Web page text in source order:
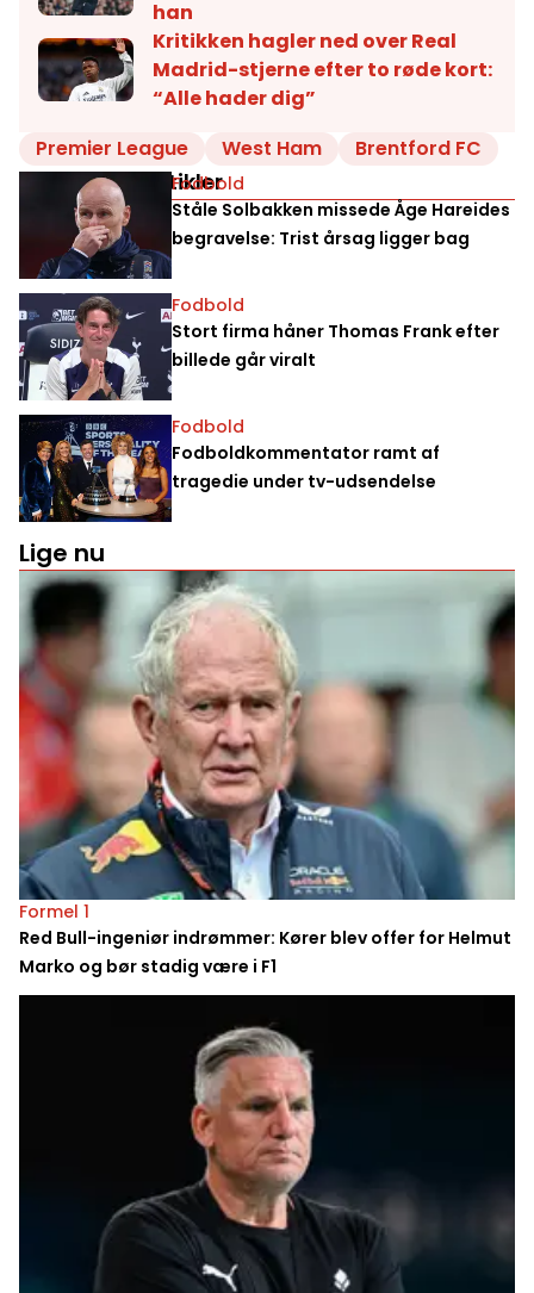
han
Kritikken hagler ned over Real
Madrid-stjerne efter to røde kort:
“Alle hader dig”
Premier League
West Ham Brentford FC
Relaterede artikler
Fodbold
Ståle Solbakken missede Åge Hareides
begravelse: Trist årsag ligger bag
Fodbold
Stort firma håner Thomas Frank efter
billede går viralt
Fodbold
Fodboldkommentator ramt af
tragedie under tv-udsendelse
Lige nu
Formel 1
Red Bull-ingeniør indrømmer: Kører blev offer for Helmut
Marko og bør stadig være i F1